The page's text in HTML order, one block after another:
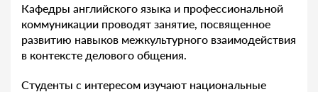
Кафедры английского языка и профессиональной
коммуникации проводят занятие, посвященное
развитию навыков межкультурного взаимодействия
в контексте делового общения.
Студенты с интересом изучают национальные